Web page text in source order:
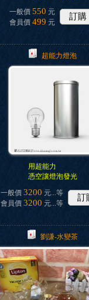
一般價 550 元
會員價 499 元
訂購
超能力燈泡
用超能力
憑空讓燈泡發光
一般價 3200 元...等
會員價 3200 元...等
訂
劉謙-水變茶